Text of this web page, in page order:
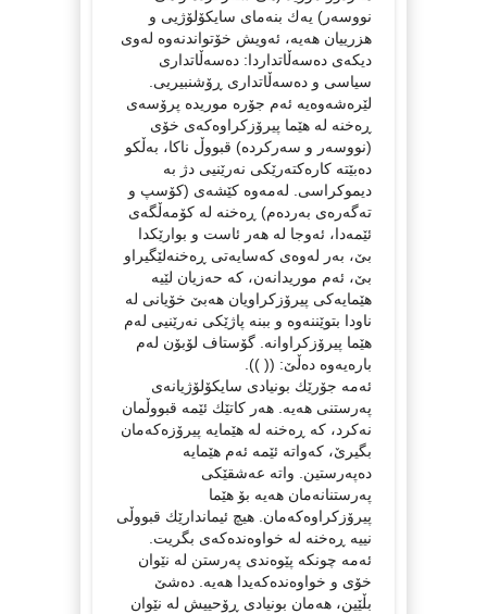
نووسه‌ر) یه‌ك بنه‌مای سایكۆلۆژیی و
هزرییان هه‌یه‌، ئه‌ویش خۆتواندنه‌وه‌ له‌وی
دیكه‌ی ده‌سه‌ڵاتداردا: ده‌سه‌ڵاتداری
سیاسی و ده‌سه‌ڵاتداری ڕۆشنبیریی.‌
لێره‌شه‌وه‌یه‌ ئه‌م جۆره‌ موریده‌ پرۆسه‌ی
ڕه‌خنه‌ له‌ هێما پیرۆزكراوه‌كه‌ی خۆی
(نووسه‌ر و سه‌ركرده‌) قبووڵ ناكا، به‌ڵكو
ده‌بێته‌ كاره‌كته‌رێكی نه‌رێنیی دژ به‌‌
دیموكراسی. له‌مه‌وه‌ كێشه‌ی (كۆسپ و
ته‌گه‌ره‌ی به‌رده‌م) ڕه‌خنه‌ له‌ كۆمه‌ڵگه‌ی
ئێمه‌دا، ئه‌وجا له‌ هه‌ر ئاست و بوارێكدا
بێ، به‌ر له‌وه‌ی كه‌سایه‌تی ڕه‌خنه‌لێگیراو
بێ، ئه‌م موریدانه‌ن، كه‌ حه‌زیان لێیه‌
هێمایه‌كی پیرۆزكراویان هه‌بێ خۆیانی له‌
ناودا بتوێننه‌وه‌ و ببنه‌ پاژێكی نه‌رێنیی له‌م
هێما پیرۆزكراوانه‌. گۆستاف لۆبۆن له‌م
باره‌یه‌وه‌ ده‌ڵێ: (( )).
ئه‌مه‌ جۆرێك بونیادی سایكۆلۆژیانه‌ی
په‌رستنی هه‌یه‌. هه‌ر كاتێك ئێمه‌ قبووڵمان
نه‌كرد، كه‌ ڕه‌خنه‌ له‌ هێمایه‌ پیرۆزه‌كه‌مان
بگیرێ، كه‌واته‌ ئێمه‌ ئه‌م هێمایه‌
ده‌په‌رستین. واته‌ عه‌شقێكی
په‌رستنانه‌مان هه‌یه‌ بۆ هێما
پیرۆزكراوه‌كه‌مان. هیچ ئیماندارێك قبووڵی
نییه‌ ڕه‌خنه‌ له‌ خواوه‌نده‌كه‌ی بگریت.
ئه‌مه‌ چونكه‌ پێوه‌ندی په‌رستن له‌ نێوان
خۆی و خواوه‌نده‌كه‌یدا هه‌یه‌. ده‌شێ
بڵێین، هه‌مان بونیادی ڕۆحییش له‌ نێوان